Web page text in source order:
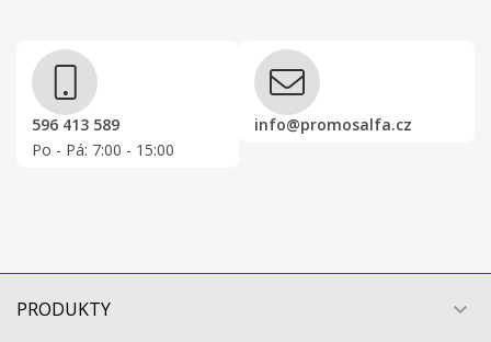
596 413 589
Po - Pá: 7:00 - 15:00
info@promosalfa.cz
PRODUKTY 